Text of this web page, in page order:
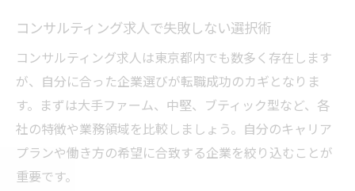
コンサルティング分野ごとの成長機会の違
コンサル求人選びに役立つ評価基準とは
東京で未経験からコンサルを目指す戦略
コンサル業界のキャリア選びで後悔しない法則
コンサルティング求人で失敗しない選択術
コンサルティング求人は東京都内でも数多く存在します
が、自分に合った企業選びが転職成功のカギとなりま
す。まずは大手ファーム、中堅、ブティック型など、各
社の特徴や業務領域を比較しましょう。自分のキャリア
プランや働き方の希望に合致する企業を絞り込むことが
重要です。